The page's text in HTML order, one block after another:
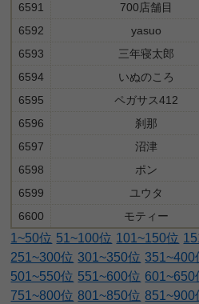
6591
700店舗目
6592
yasuo
6593
三年寝太郎
6594
いぬのころ
6595
ペガサス412
6596
刹那
6597
沼津
6598
ポン
6599
ユウタ
6600
モティー
1~50位 51~100位 101~150位
251~300位 301~350位 351~400
501~550位 551~600位 601~650
751~800位 801~850位 851~900